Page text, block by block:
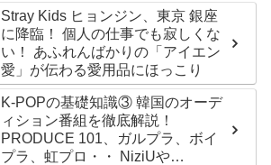
Stray Kids ヒョンジン、東京 銀座
に降臨！ 個人の仕事でも寂しくな
い！ あふれんばかりの「アイエン
愛」が伝わる愛用品にほっこり
K-POPの基礎知識③ 韓国のオーデ
ィション番組を徹底解説！
PRODUCE 101、ガルプラ、ボイ
プラ、虹プロ・・ NiziUや